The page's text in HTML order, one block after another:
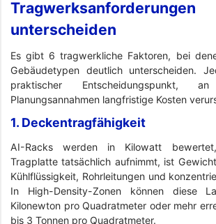
unterscheiden
Es gibt 6 tragwerkliche Faktoren, bei
Gebäudetypen deutlich unterscheiden.
praktischer Entscheidungspunkt,
Planungsannahmen langfristige Kosten
1. Deckentragfähigkeit
AI-Racks werden in Kilowatt
Tragplatte tatsächlich aufnimmt, ist
Kühlflüssigkeit, Rohrleitungen und
In High-Density-Zonen können diese
Kilonewton pro Quadratmeter oder mehr
bis 3 Tonnen pro Quadratmeter.